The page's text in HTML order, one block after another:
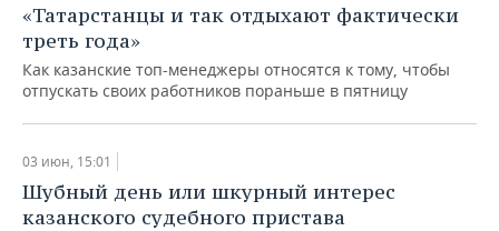
«Татарстанцы и так отдыхают фактически
треть года»
Как казанские топ-менеджеры относятся к тому, чтобы
отпускать своих работников пораньше в пятницу
03 июн, 15:01
Шубный день или шкурный интерес
казанского судебного пристава